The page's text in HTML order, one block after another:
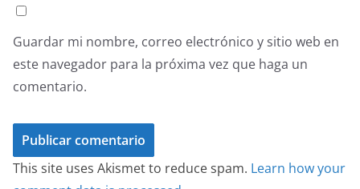
Guardar mi nombre, correo electrónico y sitio web en
este navegador para la próxima vez que haga un
comentario.
This site uses Akismet to reduce spam. Learn how your